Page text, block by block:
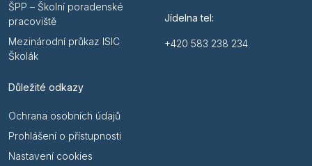
ŠPP – Školní poradenské
pracoviště
Mezinárodní průkaz ISIC
Školák
Jídelna tel:
+420 583 238 234
Důležité odkazy
Ochrana osobních údajů
Prohlášení o přístupnosti
Nastavení cookies